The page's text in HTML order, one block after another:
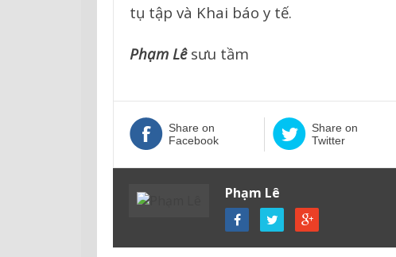
tụ tập và Khai báo y tế.
Phạm Lêsưu tầm
Share on
Facebook
Share on
Twitter
Phạm Lê